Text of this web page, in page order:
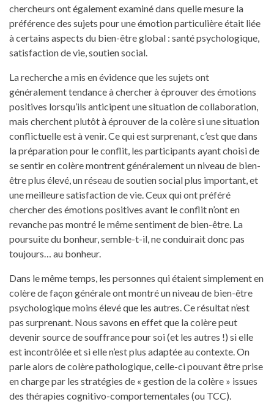
chercheurs ont également examiné dans quelle mesure la
préférence des sujets pour une émotion particulière était liée
à certains aspects du bien-être global : santé psychologique,
satisfaction de vie, soutien social.
La recherche a mis en évidence que les sujets ont
généralement tendance à chercher à éprouver des émotions
positives lorsqu’ils anticipent une situation de collaboration,
mais cherchent plutôt à éprouver de la colère si une situation
conflictuelle est à venir. Ce qui est surprenant, c’est que dans
la préparation pour le conflit, les participants ayant choisi de
se sentir en colère montrent généralement un niveau de bien-
être plus élevé, un réseau de soutien social plus important, et
une meilleure satisfaction de vie. Ceux qui ont préféré
chercher des émotions positives avant le conflit n’ont en
revanche pas montré le même sentiment de bien-être. La
poursuite du bonheur, semble-t-il, ne conduirait donc pas
toujours… au bonheur.
Dans le même temps, les personnes qui étaient simplement en
colère de façon générale ont montré un niveau de bien-être
psychologique moins élevé que les autres. Ce résultat n’est
pas surprenant. Nous savons en effet que la colère peut
devenir source de souffrance pour soi (et les autres !) si elle
est incontrôlée et si elle n’est plus adaptée au contexte. On
parle alors de colère pathologique, celle-ci pouvant être prise
en charge par les stratégies de « gestion de la colère » issues
des thérapies cognitivo-comportementales (ou TCC).